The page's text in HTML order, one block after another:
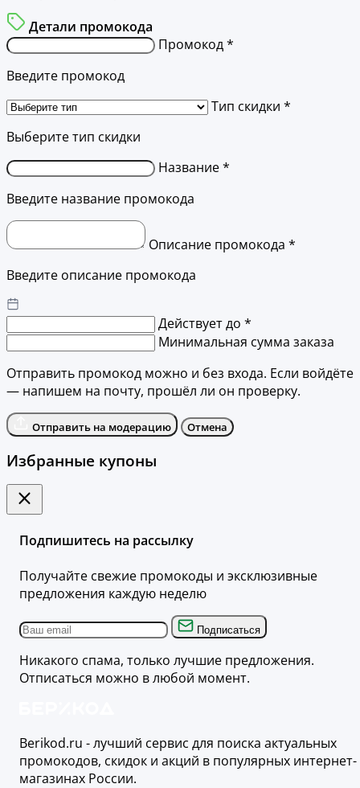
Детали промокода
Промокод *
Введите промокод
Тип скидки *
Выберите тип скидки
Название *
Введите название промокода
Описание промокода *
Введите описание промокода
Действует до *
Минимальная сумма заказа
Отправить промокод можно и без входа. Если войдёте
— напишем на почту, прошёл ли он проверку.
Отправить на модерацию Отмена
Избранные купоны
Подпишитесь на рассылку
Получайте свежие промокоды и эксклюзивные
предложения каждую неделю
Подписаться
Никакого спама, только лучшие предложения.
Отписаться можно в любой момент.
Berikod.ru - лучший сервис для поиска актуальных
промокодов, скидок и акций в популярных интернет-
магазинах России.